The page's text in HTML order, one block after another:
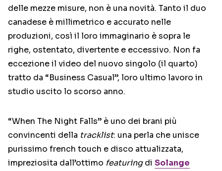
delle mezze misure, non è una novità. Tanto il duo
canadese è millimetrico e accurato nelle
produzioni, così il loro immaginario è sopra le
righe, ostentato, divertente e eccessivo. Non fa
eccezione il video del nuovo singolo (il quarto)
tratto da “Business Casual”, loro ultimo lavoro in
studio uscito lo scorso anno.
“When The Night Falls” è uno dei brani più
convincenti della tracklist: una perla che unisce
purissimo french touch e disco attualizzata,
impreziosita dall’ottimo featuringdi Solange